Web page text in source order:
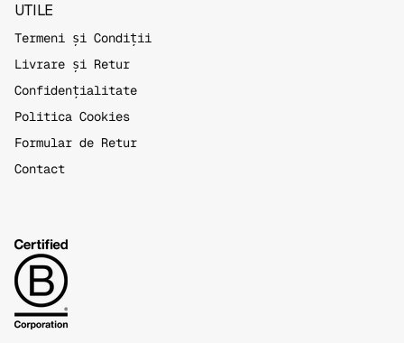
UTILE
Termeni și Condiții
Livrare și Retur
Confidențialitate
Politica Cookies
Formular de Retur
Contact